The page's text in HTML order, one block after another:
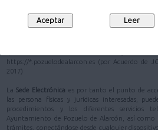
eficacia y eficiencia en el uso racional y
garantista de una mayor seguridad jurídica de los
https://*.pozuelodealarcon.es (por Acuerdo de
2017)
LaSede Electrónica es por tanto el punto de
las persona físicas y jurídicas interesadas,
procedimientos y los diferentes servicios
Ayuntamiento de Pozuelo de Alarcón, así
trámites, conectándose desde cualquier